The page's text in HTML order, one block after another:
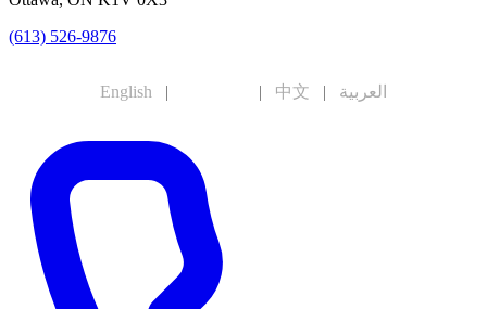
(613) 526-9876
English 中文 العربية